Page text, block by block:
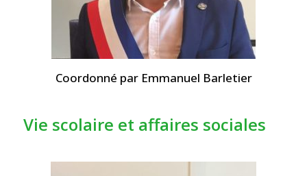
Coordonné par Emmanuel Barletier
Vie scolaire et affaires sociales